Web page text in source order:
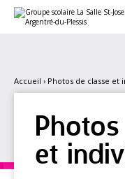
contenu.
personnels
Accueil › Photos de classe et
et